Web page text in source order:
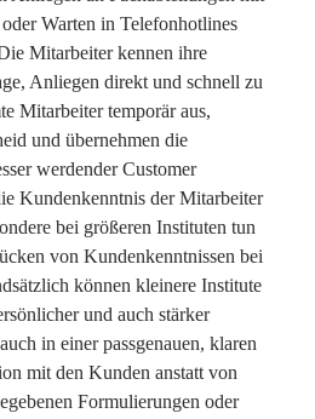
Warten in Telefonhotlines
Mitarbeiter kennen ihre
Anliegen direkt und schnell zu
Mitarbeiter temporär aus,
und übernehmen die
werdender Customer
Kundenkenntnis der Mitarbeiter
bei größeren Instituten tun
von Kundenkenntnissen bei
können kleinere Institute
und auch stärker
in einer passgenauen, klaren
mit den Kunden anstatt von
Formulierungen oder